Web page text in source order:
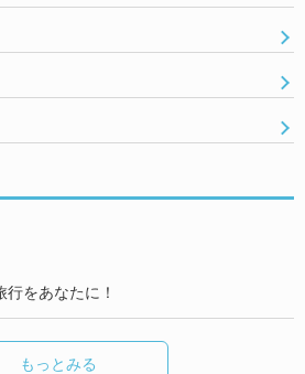
をあなたに！
もっとみる